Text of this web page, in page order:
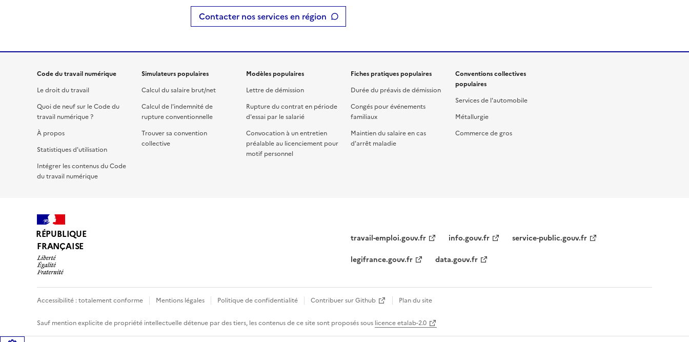
Contacter nos services en région
Code du travail numérique
Le droit du travail
Quoi de neuf sur le Code du
travail numérique ?
À propos
Statistiques d'utilisation
Intégrer les contenus du Code
du travail numérique
Simulateurs populaires
Calcul du salaire brut/net
Calcul de l'indemnité de
rupture conventionnelle
Trouver sa convention
collective
Modèles populaires
Lettre de démission
Rupture du contrat en période
d'essai par le salarié
Convocation à un entretien
préalable au licenciement pour
motif personnel
Fiches pratiques populaires
Durée du préavis de démission
Congés pour événements
familiaux
Maintien du salaire en cas
d'arrêt maladie
Conventions collectives
populaires
Services de l'automobile
Métallurgie
Commerce de gros
RÉPUBLIQUE
FRANÇAISE
travail-emploi.gouv.fr info.gouv.fr
service-public.gouv.fr
legifrance.gouv.fr
data.gouv.fr
Accessibilité : totalement conforme Mentions légales Politique de confidentialité Contribuer sur Github Plan du site
Sauf mention explicite de propriété intellectuelle détenue par des tiers, les contenus de ce site sont proposés sous licence etalab-2.0